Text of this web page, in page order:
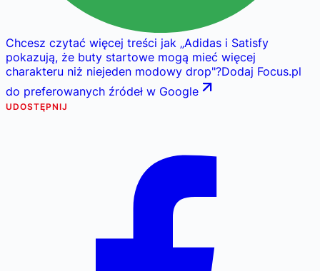
Chcesz czytać więcej treści jak „Adidas i Satisfy
pokazują, że buty startowe mogą mieć więcej
charakteru niż niejeden modowy drop"?Dodaj Focus.pl
do preferowanych źródeł w Google
UDOSTĘPNIJ